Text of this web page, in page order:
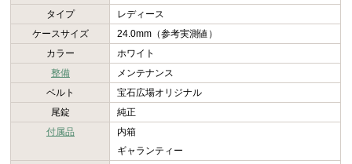
タイプ
レディース
ケースサイズ
24.0mm（参考実測値）
カラー
ホワイト
整備
メンテナンス
ベルト
宝石広場オリジナル
尾錠
純正
付属品
内箱
ギャランティー